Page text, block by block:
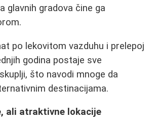
glavnih gradova čine ga
po lekovitom vazduhu i prelepoj
godina postaje sve
što navodi mnoge da
destinacijama.
ali atraktivne lokacije